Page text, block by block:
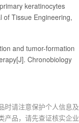
keratinocytes
of Tissue Engineering,
and tumor-formation
Chronobiology
时请注意保护个人信息及
产品，请先查证核实企业